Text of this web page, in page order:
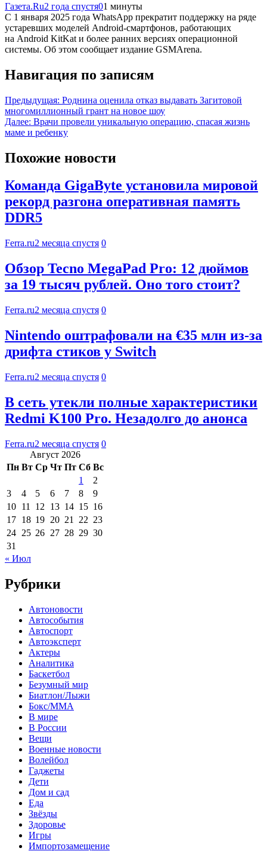
Газета.Ru2 года спустя01 минуты
С 1 января 2025 года WhatsApp прекратит поддержку на ряде
устаревших моделей Android-смартфонов, работающих
на Android KitKat и более ранних версиях операционной
системы. Об этом сообщает издание GSMArena.
Навигация по записям
Предыдущая: Роднина оценила отказ выдавать Загитовой
многомиллионный грант на новое шоу
Далее: Врачи провели уникальную операцию, спасая жизнь
маме и ребенку
Похожие новости
Команда GigaByte установила мировой
рекорд разгона оперативная память
DDR5
Ferra.ru2 месяца спустя 0
Обзор Tecno MegaPad Pro: 12 дюймов
за 19 тысяч рублей. Оно того стоит?
Ferra.ru2 месяца спустя 0
Nintendo оштрафовали на €35 млн из-за
дрифта стиков у Switch
Ferra.ru2 месяца спустя 0
В сеть утекли полные характеристики
Redmi K100 Pro. Незадолго до анонса
Ferra.ru2 месяца спустя 0
Август 2026
Пн Вт Ср Чт Пт Сб Вс
1
2
3
4 5 6 7 8
9
10 11 12 13 14 15 16
17 18 19 20 21 22 23
24 25 26 27 28 29 30
31
« Июл
Рубрики
Автоновости
Автособытия
Автоспорт
Автоэксперт
Актеры
Аналитика
Баскетбол
Безумный мир
Биатлон/Лыжи
Бокс/MMA
В мире
В России
Вещи
Военные новости
Волейбол
Гаджеты
Дети
Дом и сад
Еда
Звёзды
Здоровье
Игры
Импортозамещение